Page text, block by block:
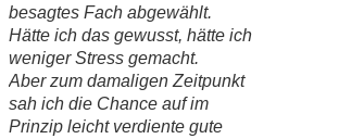
besagtes Fach abgewählt.
Hätte ich das gewusst, hätte ich
weniger Stress gemacht.
Aber zum damaligen Zeitpunkt
sah ich die Chance auf im
Prinzip leicht verdiente gute